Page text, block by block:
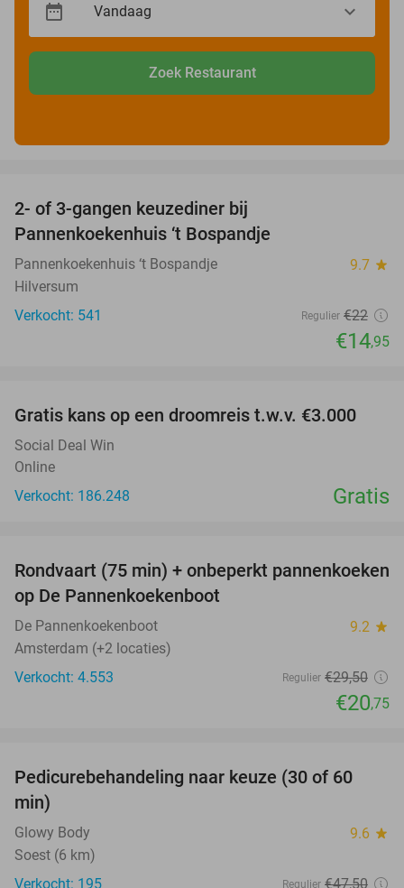
Zoek Restaurant
2- of 3-gangen keuzediner bij
Pannenkoekenhuis ‘t Bospandje
Pannenkoekenhuis ‘t Bospandje 9.7 star
Hilversum
Verkocht: 541
Regulier €22
€14,95
Gratis kans op een droomreis t.w.v. €3.000
Social Deal Win
Online
Verkocht: 186.248
Gratis
30%
Rondvaart (75 min) + onbeperkt pannenkoeken
op De Pannenkoekenboot
De Pannenkoekenboot 9.2 star
Amsterdam (+2 locaties)
Verkocht: 4.553
Regulier €29,50
€20,75
58%
Pedicurebehandeling naar keuze (30 of 60
min)
Glowy Body 9.6 star
Soest (6 km)
Verkocht: 195
Regulier €47,50